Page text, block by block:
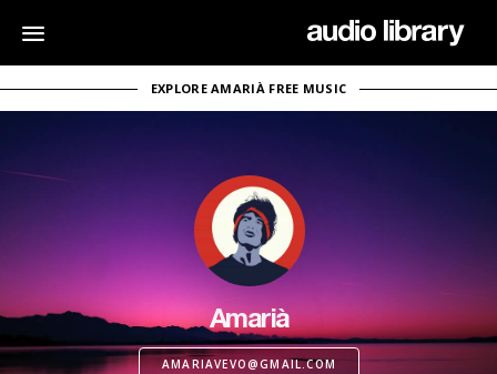
EXPLORE AMARIÀ FREE MUSIC
Amarià
AMARIAVEVO@GMAIL.COM